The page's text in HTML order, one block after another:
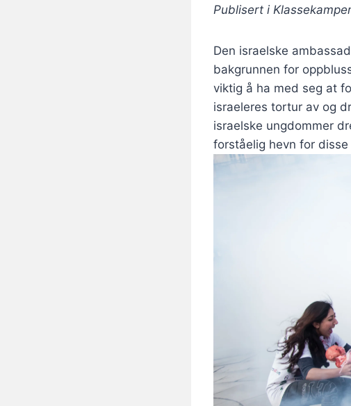
Publisert i
Den israelske
bakgrunnen for
viktig å ha med seg at
israeleres tortur av og
israelske ungdommer
forståelig hevn for disse